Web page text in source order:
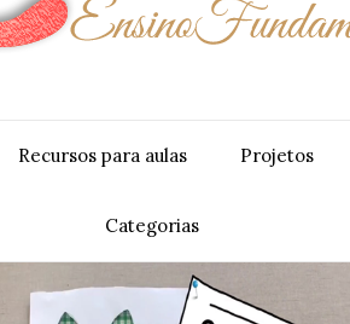
Recursos para aulas Projetos
Categorias